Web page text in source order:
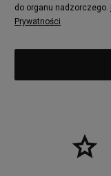
do organu nadzorczego.
Prywatności